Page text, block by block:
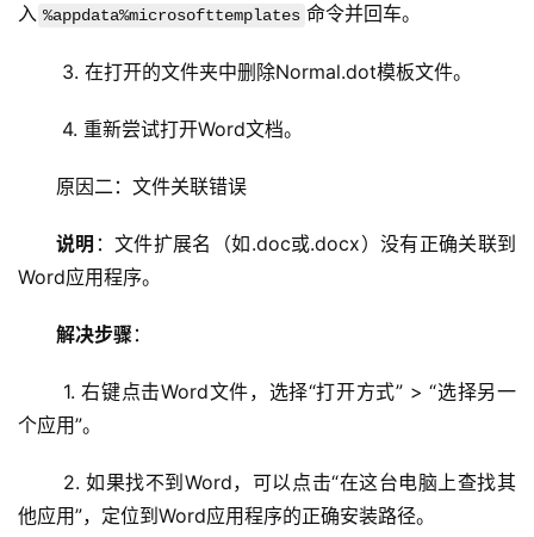
入 %appdata%microsofttemplates 命令并回车。
3. 在打开的文件夹中删除Normal.dot模板文件。
4. 重新尝试打开Word文档。
原因二：文件关联错误
说明 ：文件扩展名（如.doc或.docx）没有正确关联到
Word应用程序。
解决步骤 ：
个应用”。
他应用”，定位到Word应用程序的正确安装路径。